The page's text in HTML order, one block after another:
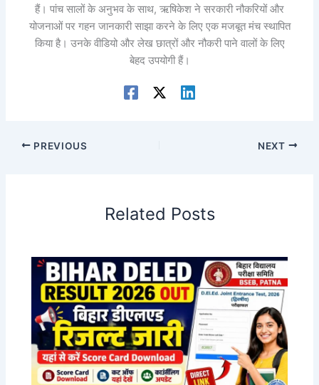
हैं। पांच सालों के अनुभव के साथ, ऋषिकेश ने सरकारी नौकरियों और
योजनाओं पर गहन जानकारी साझा करने के लिए एक मजबूत मंच स्थापित
किया है। उनके वीडियो और लेख छात्रों और नौकरी पाने वालों के लिए
बेहद उपयोगी हैं।
PREVIOUS NEXT
Related Posts